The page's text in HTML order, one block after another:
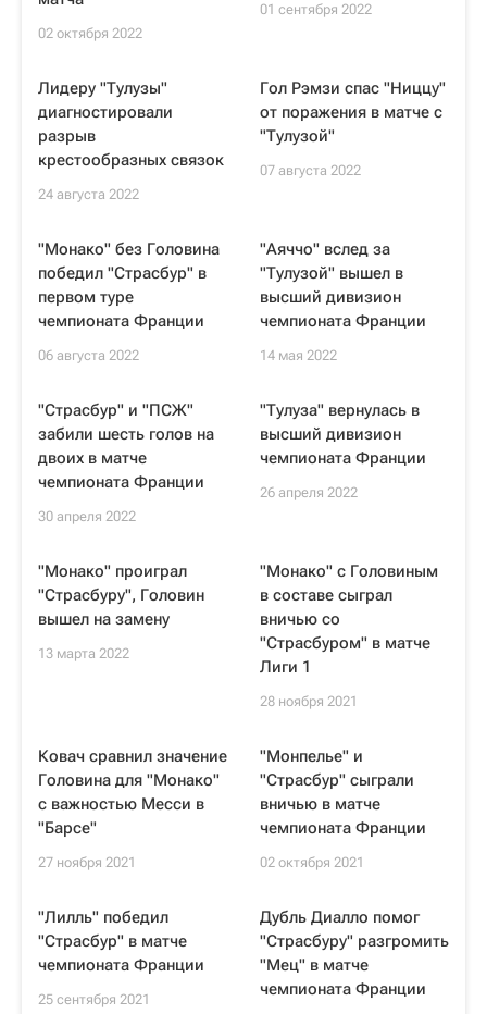
02 октября 2022
01 сентября 2022
Лидеру "Тулузы"
диагностировали
разрыв
крестообразных связок
24 августа 2022
Гол Рэмзи спас "Ниццу"
от поражения в матче с
"Тулузой"
07 августа 2022
"Монако" без Головина
победил "Страсбур" в
первом туре
чемпионата Франции
06 августа 2022
"Аяччо" вслед за
"Тулузой" вышел в
высший дивизион
чемпионата Франции
14 мая 2022
"Страсбур" и "ПСЖ"
забили шесть голов на
двоих в матче
чемпионата Франции
30 апреля 2022
"Тулуза" вернулась в
высший дивизион
чемпионата Франции
26 апреля 2022
"Монако" проиграл
"Страсбуру", Головин
вышел на замену
13 марта 2022
"Монако" с Головиным
в составе сыграл
вничью со
"Страсбуром" в матче
Лиги 1
28 ноября 2021
Ковач сравнил значение
Головина для "Монако"
с важностью Месси в
"Барсе"
27 ноября 2021
"Монпелье" и
"Страсбур" сыграли
вничью в матче
чемпионата Франции
02 октября 2021
"Лилль" победил
"Страсбур" в матче
чемпионата Франции
25 сентября 2021
Дубль Диалло помог
"Страсбуру" разгромить
"Мец" в матче
чемпионата Франции